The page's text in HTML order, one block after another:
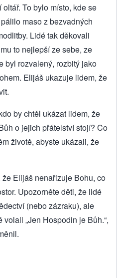
To bylo místo, kde se
maso z bezvadných
Lidé tak děkovali
to nejlepší ze sebe, ze
byl rozvalený, rozbitý jako
Elijáš ukazuje lidem, že
by chtěl ukázat lidem, že
o jejich přátelství stojí? Co
životě, abyste ukázali, že
Elijáš nenařizuje Bohu, co
Upozorněte děti, že lidé
(nebo zázraku), ale
„Jen Hospodin je Bůh.“,